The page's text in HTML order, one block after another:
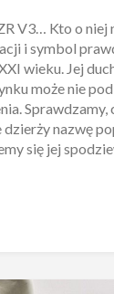
V3… Kto o niej
i symbol
wieku. Jej
może nie
dzierży nazwę
się jej